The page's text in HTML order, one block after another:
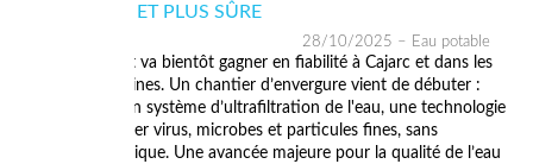
PLUS CLAIRE ET PLUS SÛRE
28/10/2025 – Eau potable
L’eau du robinet va bientôt gagner en fiabilité à Cajarc et dans les
communes voisines. Un chantier d’envergure vient de débuter :
l’installation d’un système d’ultrafiltration de l'eau, une technologie
capable d’éliminer virus, microbes et particules fines, sans
traitement chimique. Une avancée majeure pour la qualité de l’eau